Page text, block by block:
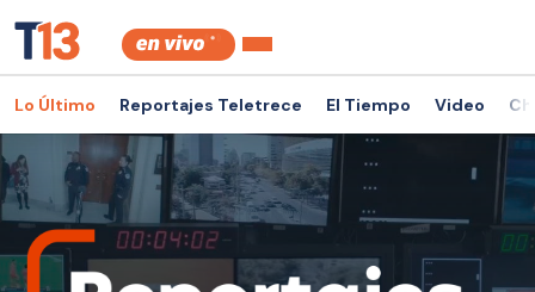
Lo Último Reportajes Teletrece El Tiempo Video